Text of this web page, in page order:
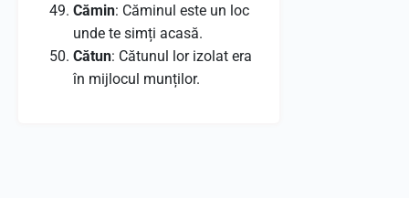
Cămin: Căminul este un loc
unde te simți acasă.
Cătun: Cătunul lor izolat era
în mijlocul munților.